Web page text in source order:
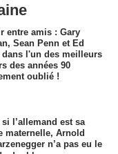
entre amis : Gary
Sean Penn et Ed
dans l'un des meilleurs
des années 90
oublié !
si l’allemand est sa
maternelle, Arnold
n’a pas eu le